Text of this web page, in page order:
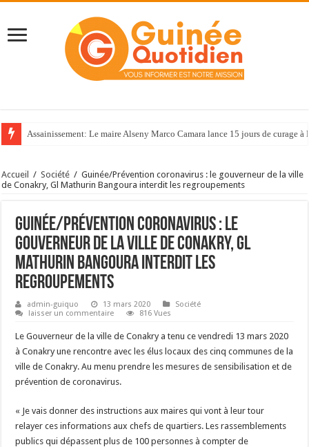
Assainissement: Le maire Alseny Marco Camara lance 15 jours de curage à
Accueil / Société / Guinée/Prévention coronavirus : le gouverneur de la ville
de Conakry, Gl Mathurin Bangoura interdit les regroupements
Guinée/Prévention coronavirus : le
gouverneur de la ville de Conakry, Gl
Mathurin Bangoura interdit les
regroupements
admin-guiquo 13 mars 2020
Société
laisser un commentaire
816 Vues
Le Gouverneur de la ville de Conakry a tenu ce vendredi 13 mars 2020
à Conakry une rencontre avec les élus locaux des cinq communes de la
ville de Conakry. Au menu prendre les mesures de sensibilisation et de
prévention de coronavirus.
« Je vais donner des instructions aux maires qui vont à leur tour
relayer ces informations aux chefs de quartiers. Les rassemblements
publics qui dépassent plus de 100 personnes à compter de